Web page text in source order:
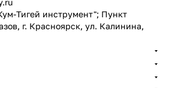
Тигей инструмент"; Пункт
г. Красноярск, ул. Калинина,